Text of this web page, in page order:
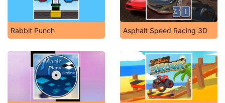
Rabbit Punch Asphalt Speed Racing 3D